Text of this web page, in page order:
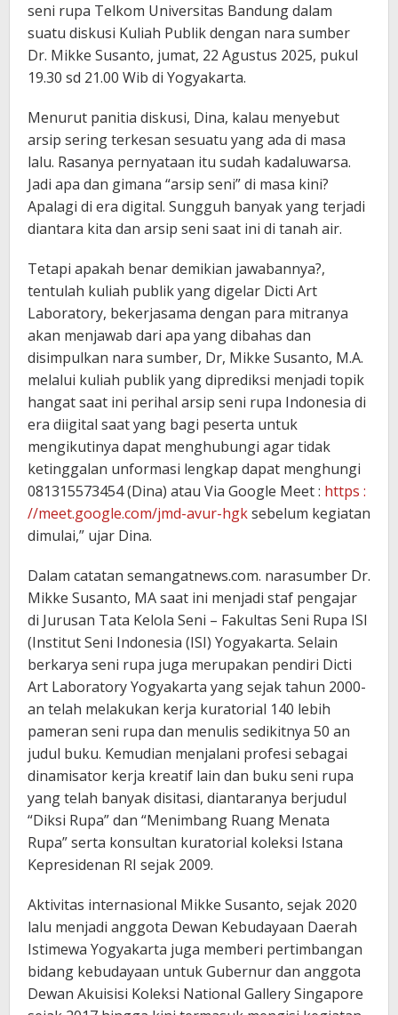
seni rupa Telkom Universitas Bandung dalam
suatu diskusi Kuliah Publik dengan nara sumber
Dr. Mikke Susanto, jumat, 22 Agustus 2025, pukul
19.30 sd 21.00 Wib di Yogyakarta.
Menurut panitia diskusi, Dina, kalau menyebut
arsip sering terkesan sesuatu yang ada di masa
lalu. Rasanya pernyataan itu sudah kadaluwarsa.
Jadi apa dan gimana “arsip seni” di masa kini?
Apalagi di era digital. Sungguh banyak yang terjadi
diantara kita dan arsip seni saat ini di tanah air.
Tetapi apakah benar demikian jawabannya?,
tentulah kuliah publik yang digelar Dicti Art
Laboratory, bekerjasama dengan para mitranya
akan menjawab dari apa yang dibahas dan
disimpulkan nara sumber, Dr, Mikke Susanto, M.A.
melalui kuliah publik yang diprediksi menjadi topik
hangat saat ini perihal arsip seni rupa Indonesia di
era diigital saat yang bagi peserta untuk
mengikutinya dapat menghubungi agar tidak
ketinggalan unformasi lengkap dapat menghungi
081315573454 (Dina) atau Via Google Meet : https :
//meet.google.com/jmd-avur-hgksebelum kegiatan
dimulai,” ujar Dina.
Dalam catatan semangatnews.com. narasumber Dr.
Mikke Susanto, MA saat ini menjadi staf pengajar
di Jurusan Tata Kelola Seni – Fakultas Seni Rupa ISI
(Institut Seni Indonesia (ISI) Yogyakarta. Selain
berkarya seni rupa juga merupakan pendiri Dicti
Art Laboratory Yogyakarta yang sejak tahun 2000-
an telah melakukan kerja kuratorial 140 lebih
pameran seni rupa dan menulis sedikitnya 50 an
judul buku. Kemudian menjalani profesi sebagai
dinamisator kerja kreatif lain dan buku seni rupa
yang telah banyak disitasi, diantaranya berjudul
“Diksi Rupa” dan “Menimbang Ruang Menata
Rupa” serta konsultan kuratorial koleksi Istana
Kepresidenan RI sejak 2009.
Aktivitas internasional Mikke Susanto, sejak 2020
lalu menjadi anggota Dewan Kebudayaan Daerah
Istimewa Yogyakarta juga memberi pertimbangan
bidang kebudayaan untuk Gubernur dan anggota
Dewan Akuisisi Koleksi National Gallery Singapore